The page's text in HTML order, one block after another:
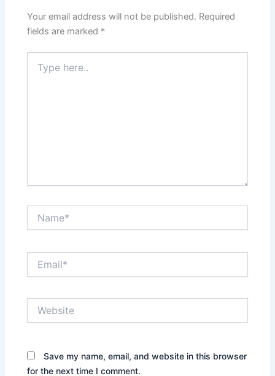
Your email address will not be published. Required
fields are marked *
here..
Save my name, email, and website in this browser
for the next time I comment.